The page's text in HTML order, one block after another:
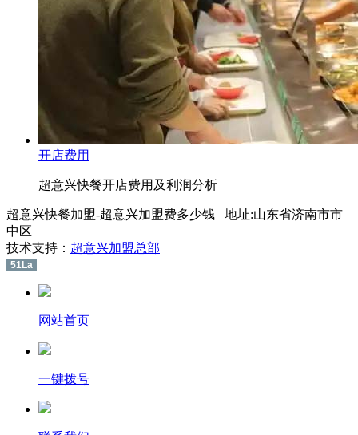
开店费用
超意兴快餐开店费用及利润分析
超意兴快餐加盟-超意兴加盟费多少钱 地址:山东省济南市市
中区
技术支持： 超意兴加盟总部
51La
网站首页
一键拨号